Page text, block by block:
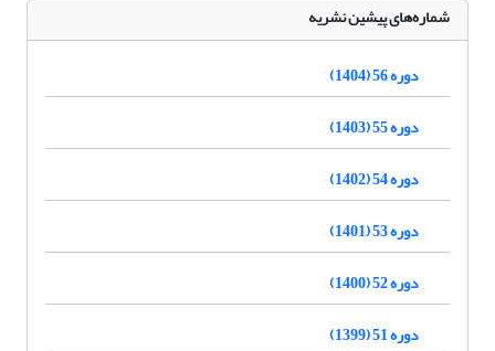
شماره‌های پیشین نشریه
دوره 56 (1404)
دوره 55 (1403)
دوره 54 (1402)
دوره 53 (1401)
دوره 52 (1400)
دوره 51 (1399)